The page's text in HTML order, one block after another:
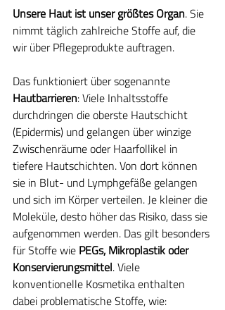
Unsere Haut ist unser größtes Organ. Sie
nimmt täglich zahlreiche Stoffe auf, die
wir über Pflegeprodukte auftragen.
Das funktioniert über sogenannte
Hautbarrieren: Viele Inhaltsstoffe
durchdringen die oberste Hautschicht
(Epidermis) und gelangen über winzige
Zwischenräume oder Haarfollikel in
tiefere Hautschichten. Von dort können
sie in Blut- und Lymphgefäße gelangen
und sich im Körper verteilen. Je kleiner die
Moleküle, desto höher das Risiko, dass sie
aufgenommen werden. Das gilt besonders
für Stoffe wie PEGs, Mikroplastik oder
Konservierungsmittel. Viele
konventionelle Kosmetika enthalten
dabei problematische Stoffe, wie: